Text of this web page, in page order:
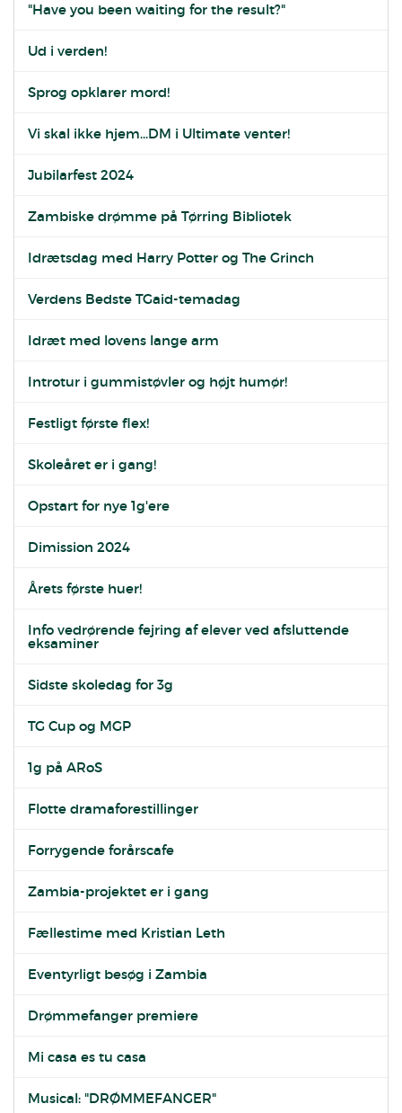
"Have you been waiting for the result?"
Ud i verden!
Sprog opklarer mord!
Vi skal ikke hjem...DM i Ultimate venter!
Jubilarfest 2024
Zambiske drømme på Tørring Bibliotek
Idrætsdag med Harry Potter og The Grinch
Verdens Bedste TGaid-temadag
Idræt med lovens lange arm
Introtur i gummistøvler og højt humør!
Festligt første flex!
Skoleåret er i gang!
Opstart for nye 1g'ere
Dimission 2024
Årets første huer!
Info vedrørende fejring af elever ved afsluttende
eksaminer
Sidste skoledag for 3g
TG Cup og MGP
1g på ARoS
Flotte dramaforestillinger
Forrygende forårscafe
Zambia-projektet er i gang
Fællestime med Kristian Leth
Eventyrligt besøg i Zambia
Drømmefanger premiere
Mi casa es tu casa
Musical: "DRØMMEFANGER"